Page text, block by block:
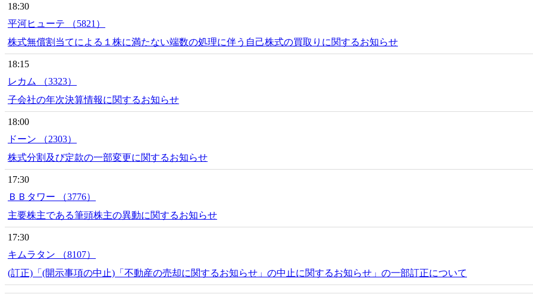
18:30
平河ヒューテ （5821）
株式無償割当てによる１株に満たない端数の処理に伴う自己株式の買取りに関するお知らせ
18:15
レカム （3323）
子会社の年次決算情報に関するお知らせ
18:00
ドーン （2303）
株式分割及び定款の一部変更に関するお知らせ
17:30
ＢＢタワー （3776）
主要株主である筆頭株主の異動に関するお知らせ
17:30
キムラタン （8107）
(訂正)「(開示事項の中止)「不動産の売却に関するお知らせ」の中止に関するお知らせ」の一部訂正について